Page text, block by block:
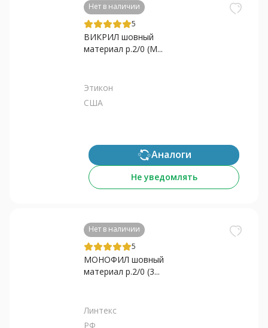
Нет в наличии
5
ВИКРИЛ шовный
материал р.2/0 (M...
Этикон
США
Аналоги
Не уведомлять
Нет в наличии
5
МОНОФИЛ шовный
материал р.2/0 (3...
Линтекс
РФ